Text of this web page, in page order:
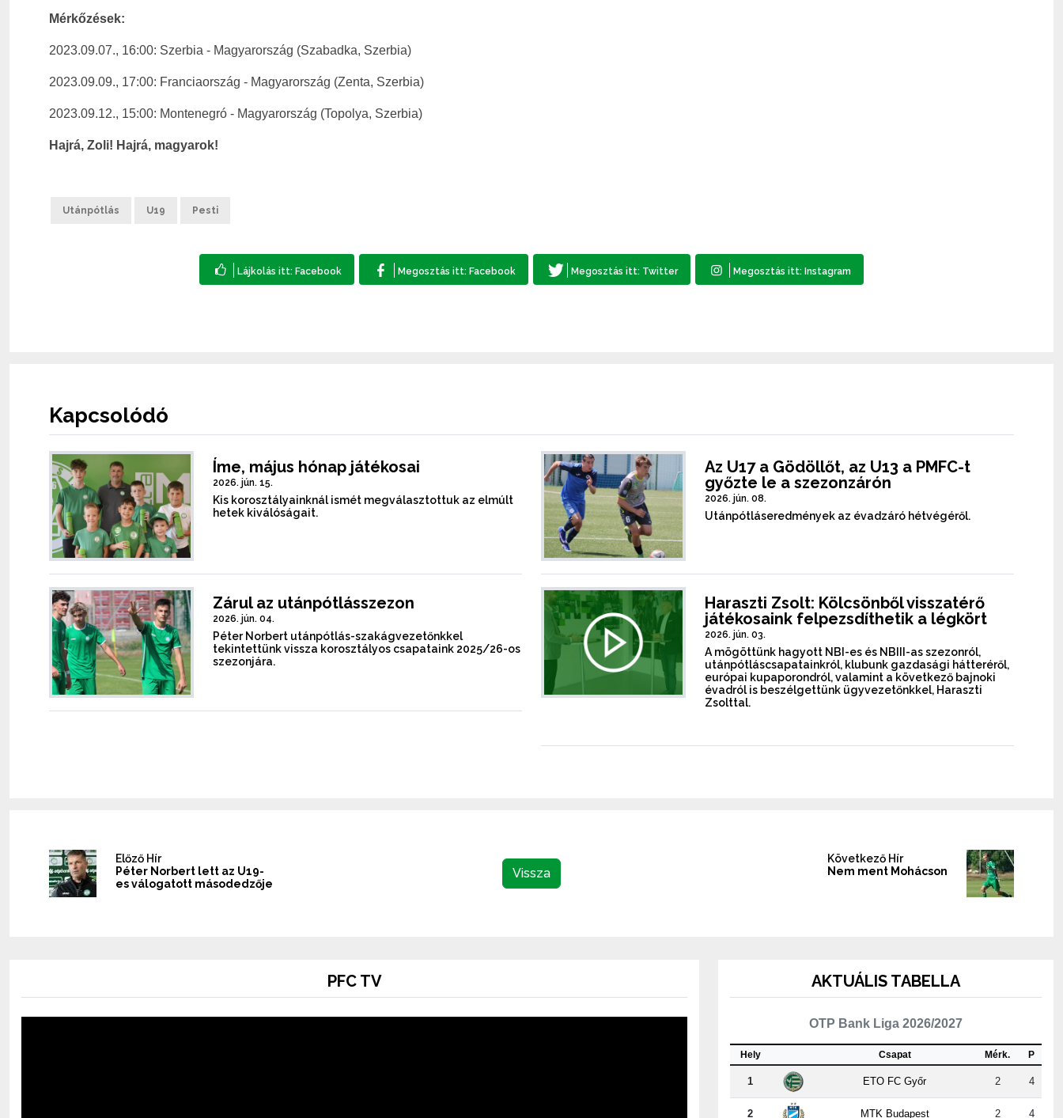
Mérkőzések:
2023.09.07., 16:00: Szerbia - Magyarország (Szabadka, Szerbia)
2023.09.09., 17:00: Franciaország - Magyarország (Zenta, Szerbia)
2023.09.12., 15:00: Montenegró - Magyarország (Topolya, Szerbia)
Hajrá, Zoli! Hajrá, magyarok!
Utánpótlás U19 Pesti
Kapcsolódó
Íme, május hónap játékosai
2026. jún. 15.
Kis korosztályainknál ismét megválasztottuk az elmúlt
hetek kiválóságait.
Az U17 a Gödöllőt, az U13 a PMFC-t
győzte le a szezonzárón
2026. jún. 08.
Utánpótláseredmények az évadzáró hétvégéről.
Zárul az utánpótlásszezon
2026. jún. 04.
Péter Norbert utánpótlás-szakágvezetőnkkel
tekintettünk vissza korosztályos csapataink 2025/26-os
szezonjára.
Haraszti Zsolt: Kölcsönből visszatérő
játékosaink felpezsdíthetik a légkört
2026. jún. 03.
A mögöttünk hagyott NBI-es és NBIII-as szezonról,
utánpótláscsapatainkról, klubunk gazdasági hátteréről,
európai kupaporondról, valamint a következő bajnoki
évadról is beszélgettünk ügyvezetőnkkel, Haraszti
Zsolttal.
Előző Hír
Péter Norbert lett az U19-
es válogatott másodedzője
Vissza
Következő Hír
Nem ment Mohácson
PFC TV AKTUÁLIS TABELLA
OTP Bank Liga 2026/2027
Hely Csapat Mérk. P
1 ETO FC Győr 2 4
2 MTK Budapest 2 4